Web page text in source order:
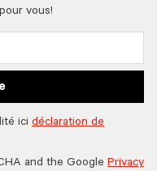
vous!
ici déclaration de
and the Google Privacy